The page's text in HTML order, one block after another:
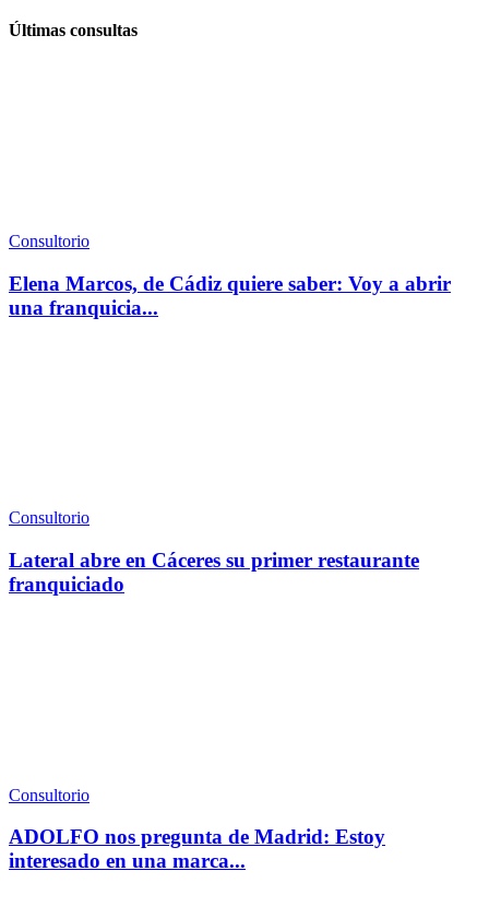
Últimas consultas
Consultorio
Elena Marcos, de Cádiz quiere saber: Voy a abrir
una franquicia...
Consultorio
Lateral abre en Cáceres su primer restaurante
franquiciado
Consultorio
ADOLFO nos pregunta de Madrid: Estoy
interesado en una marca...